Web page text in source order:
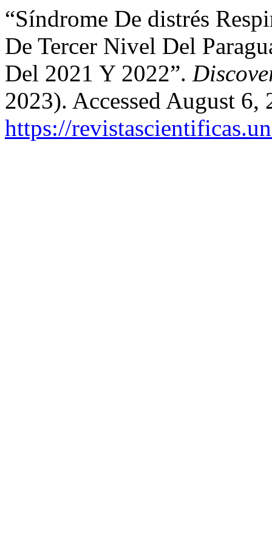
“Síndrome De distrés
De Tercer Nivel Del
Del 2021 Y 2022”.
2023). Accessed August 6,
https://